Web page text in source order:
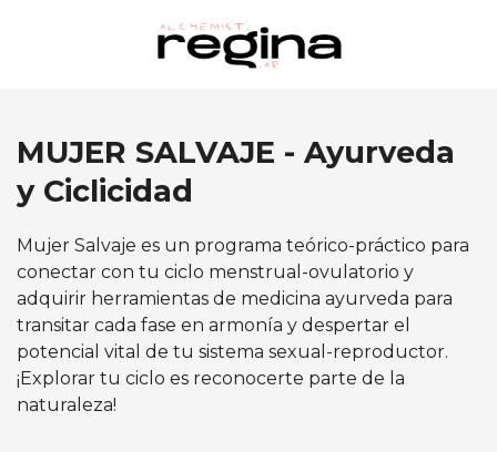
MUJER SALVAJE - Ayurveda
y Ciclicidad
Mujer Salvaje es un programa teórico-práctico para
conectar con tu ciclo menstrual-ovulatorio y
adquirir herramientas de medicina ayurveda para
transitar cada fase en armonía y despertar el
potencial vital de tu sistema sexual-reproductor.
¡Explorar tu ciclo es reconocerte parte de la
naturaleza!